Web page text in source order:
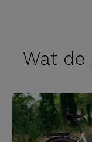
Wat de